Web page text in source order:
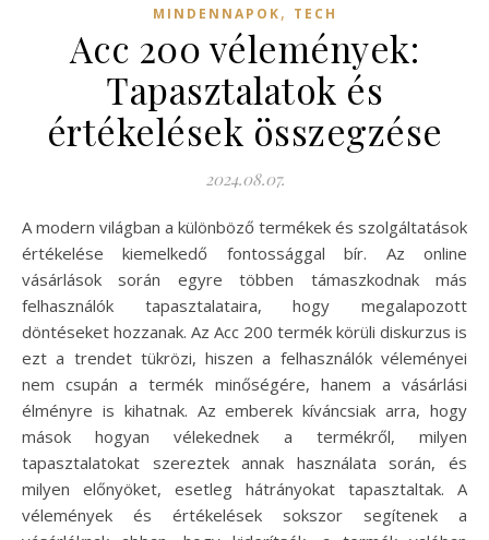
MINDENNAPOK, TECH
Acc 200 vélemények:
Tapasztalatok és
értékelések összegzése
2024.08.07.
A modern világban a különböző termékek és szolgáltatások
értékelése kiemelkedő fontossággal bír. Az online
vásárlások során egyre többen támaszkodnak más
felhasználók tapasztalataira, hogy megalapozott
döntéseket hozzanak. Az Acc 200 termék körüli diskurzus is
ezt a trendet tükrözi, hiszen a felhasználók véleményei
nem csupán a termék minőségére, hanem a vásárlási
élményre is kihatnak. Az emberek kíváncsiak arra, hogy
mások hogyan vélekednek a termékről, milyen
tapasztalatokat szereztek annak használata során, és
milyen előnyöket, esetleg hátrányokat tapasztaltak. A
vélemények és értékelések sokszor segítenek a